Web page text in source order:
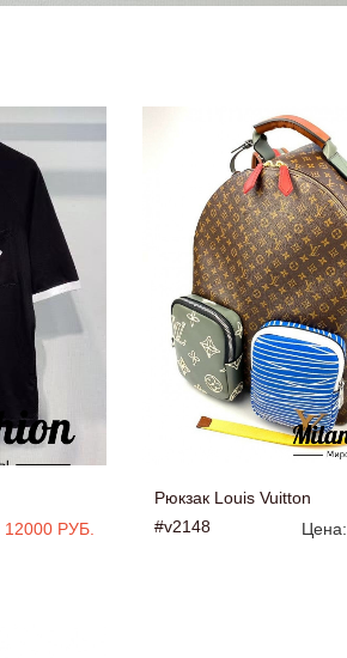
12000 РУБ.
Рюкзак Louis Vuitton
#v2148
Цена: